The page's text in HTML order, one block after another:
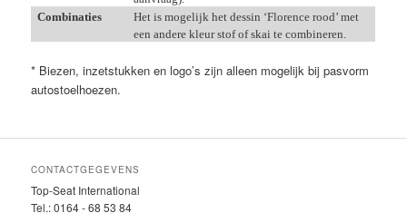
Combinaties
Het is mogelijk het dessin ‘Florence rood’ met
een andere kleur stof of skai te combineren.
* Biezen, inzetstukken en logo’s zijn alleen mogelijk bij pasvorm
autostoelhoezen.
CONTACTGEGEVENS
Top-Seat International
Tel.: 0164 - 68 53 84